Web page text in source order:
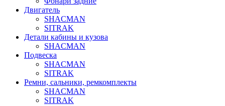
Двигатель
SHACMAN
SITRAK
Детали кабины и кузова
SHACMAN
Подвеска
SHACMAN
SITRAK
Ремни, сальники, ремкомплекты
SHACMAN
SITRAK